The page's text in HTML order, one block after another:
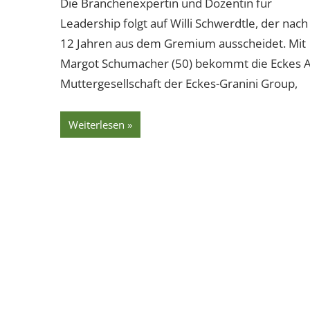
Leadership folgt auf Willi Schwerdtle, der nach
12 Jahren aus dem Gremium ausscheidet. Mit
Margot Schumacher (50) bekommt die Eckes
Muttergesellschaft der Eckes-Granini Group,
Weiterlesen